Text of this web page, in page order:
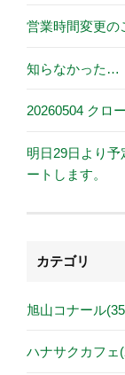
営業時間変更の
知らなかった…
20260504 クロ
明日29日より予
ートします。
カテゴリ
旭山コナール
ハナサクカフェ